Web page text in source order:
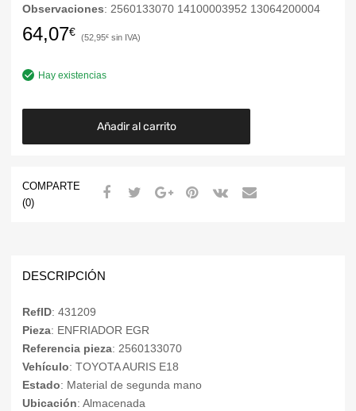
Observaciones: 2560133070 14100003952 13064200004
64,07€ 52,95€
Hay existencias
Añadir al carrito
COMPARTE
(0)
DESCRIPCIÓN
RefID: 431209
Pieza: ENFRIADOR EGR
Referencia pieza: 2560133070
Vehículo: TOYOTA AURIS E18
Estado: Material de segunda mano
Ubicación: Almacenada